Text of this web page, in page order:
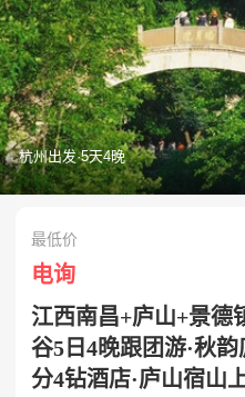
杭州出发·5天4晚
最低价
电询
江西南昌+庐山+景德
谷5日4晚跟团游·秋
分4钻酒店·庐山宿山